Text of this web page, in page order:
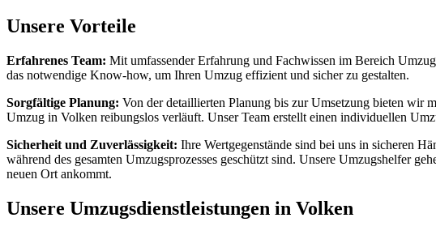
Unsere Vorteile
Erfahrenes Team: Mit umfassender Erfahrung und Fachwissen im Bereich
das notwendige Know-how, um Ihren Umzug effizient und sicher zu gestalten.
Sorgfältige Planung: Von der detaillierten Planung bis zur Umsetzung bieten wir
Umzug in Volken reibungslos verläuft. Unser Team erstellt einen individuellen
Sicherheit und Zuverlässigkeit: Ihre Wertgegenstände sind bei uns in sicheren
während des gesamten Umzugsprozesses geschützt sind. Unsere Umzugshelfer
neuen Ort ankommt.
Unsere Umzugsdienstleistungen in Volken